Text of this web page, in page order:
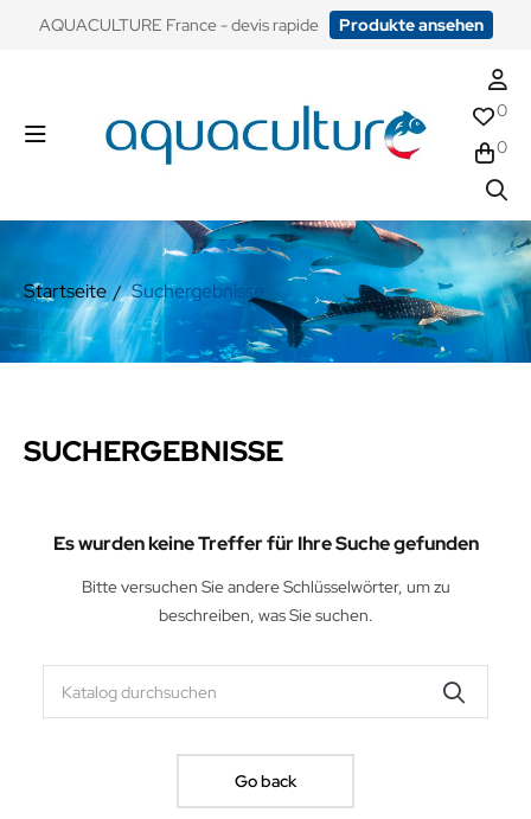
​AQUACULTURE France - devis rapide Produkte ansehen
0
0
Startseite Suchergebnisse
SUCHERGEBNISSE
Es wurden keine Treffer für Ihre Suche gefunden
Bitte versuchen Sie andere Schlüsselwörter, um zu
beschreiben, was Sie suchen.
Go back